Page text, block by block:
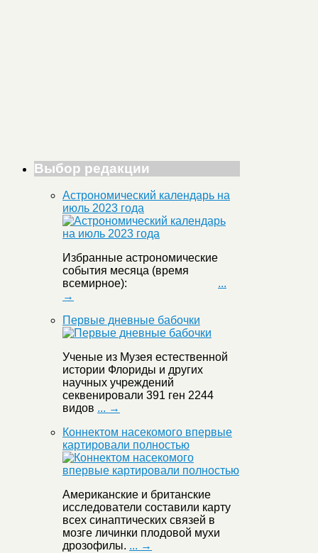
Выбор редакции
Астрономический календарь на
июль 2023 года
Избранные астрономические
события месяца (время
всемирное): ...
→
Первые дневные бабочки
Ученые из Музея естественной
истории Флориды и других
научных учреждений
секвенировали 391 ген 2244
видов ... →
Коннектом насекомого впервые
картировали полностью
Американские и британские
исследователи составили карту
всех синаптических связей в
мозге личинки плодовой мухи
дрозофилы. ... →